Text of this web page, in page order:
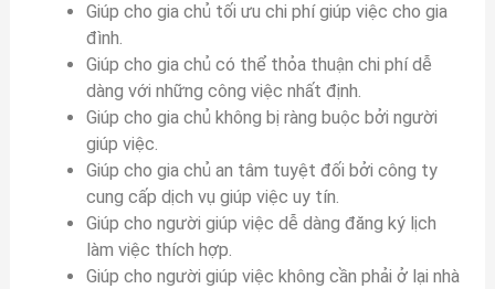
Giúp cho gia chủ tối ưu chi phí giúp việc cho gia
đình.
Giúp cho gia chủ có thể thỏa thuận chi phí dễ
dàng với những công việc nhất định.
Giúp cho gia chủ không bị ràng buộc bởi người
giúp việc.
Giúp cho gia chủ an tâm tuyệt đối bởi công ty
cung cấp dịch vụ giúp việc uy tín.
Giúp cho người giúp việc dễ dàng đăng ký lịch
làm việc thích hợp.
Giúp cho người giúp việc không cần phải ở lại nhà